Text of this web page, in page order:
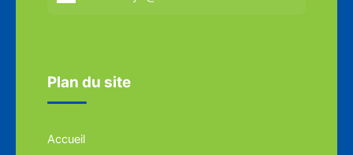
Plan du site
Accueil